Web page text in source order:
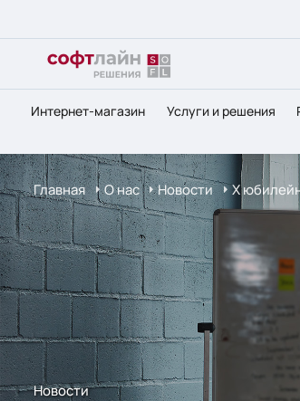
Интернет-магазин Услуги и решения
Главная О нас Новости Х
Новости